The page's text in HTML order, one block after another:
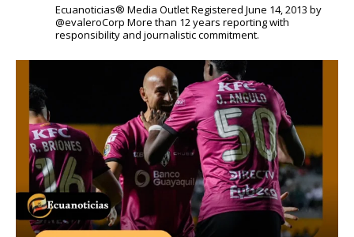
Ecuanoticias® Media OutletRegistered June 14, 2013 by
@evaleroCorp More than 12 years reporting with
responsibility and journalistic commitment.